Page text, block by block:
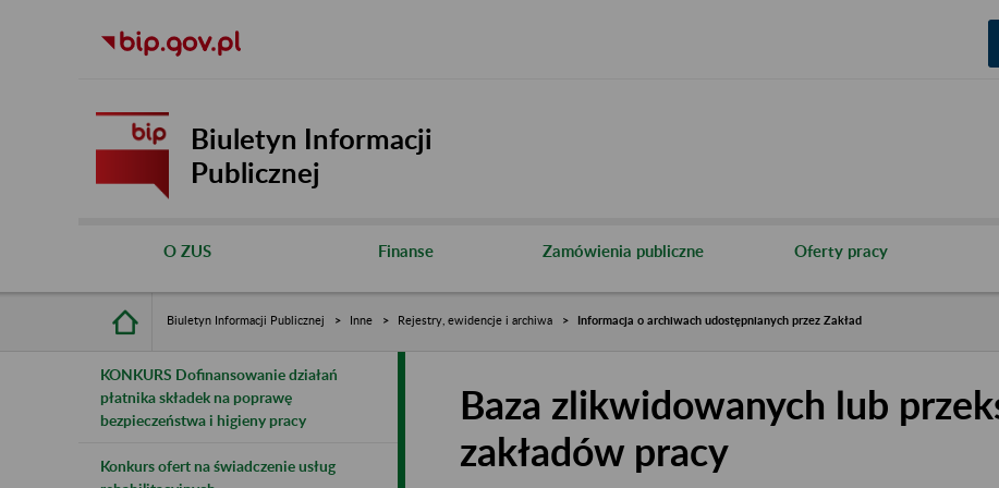
Biuletyn Informacji
Publicznej
O ZUS Finanse Zamówienia publiczne Oferty pracy
Biuletyn Informacji Publicznej Inne Rejestry, ewidencje i archiwa Informacja o archiwach udostępnianych przez Zakład
KONKURS Dofinansowanie działań
płatnika składek na poprawę
bezpieczeństwa i higieny pracy
Konkurs ofert na świadczenie usług
Baza zlikwidowanych lub
zakładów pracy